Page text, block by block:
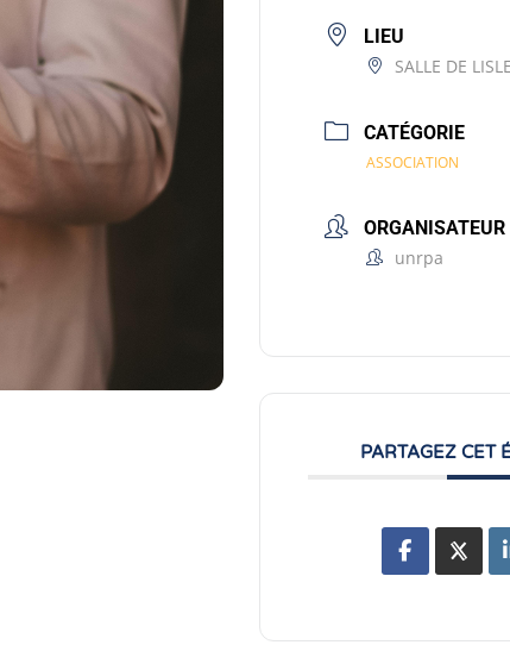
LIEU
SALLE DE
CATÉGORIE
ASSOCIATION
ORGANISATEUR
unrpa
PARTAGEZ CET